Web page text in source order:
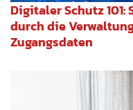
Digitaler Schutz 101:
durch die
Zugangsdaten